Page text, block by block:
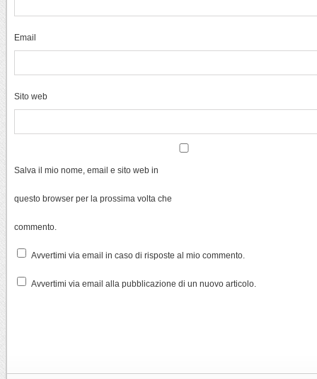
Email
Sito web
Salva il mio nome, email e sito web in
questo browser per la prossima volta che
commento.
Avvertimi via email in caso di risposte al mio commento.
Avvertimi via email alla pubblicazione di un nuovo articolo.